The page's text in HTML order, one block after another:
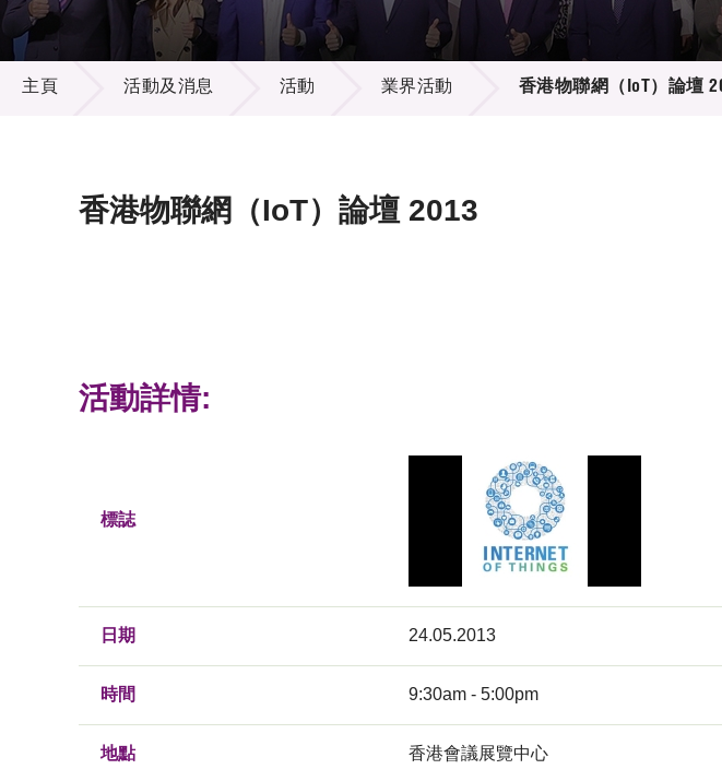
招標通告
徵求研發項目計劃書
項目資料庫
資訊中心
多媒體
出版刊物
活動及消息
主頁 活動及消息 活動 業界活動 香港物聯網（IoT）論壇
香港物聯網（IoT）論壇 2013
活動詳情:
標誌
日期 24.05.2013
時間 9:30am - 5:00pm
地點 香港會議展覽中心